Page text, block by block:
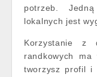
potrzeb.
lokalnych jest
Korzystanie z
randkowych
tworzysz profil i